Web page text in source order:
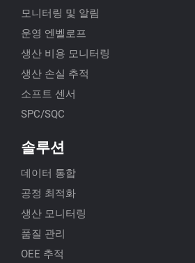
모니터링 및 알림
운영 엔벨로프
생산 비용 모니터링
생산 손실 추적
소프트 센서
SPC/SQC
솔루션
데이터 통합
공정 최적화
생산 모니터링
품질 관리
OEE 추적